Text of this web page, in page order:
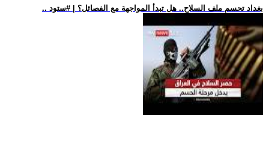
.. بغداد تحسم ملف السلاح.. هل تبدأ المواجهة مع الفصائل؟ | #ستود